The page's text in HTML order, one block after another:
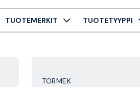
TUOTEMERKIT TUOTETYYPPI
TORMEK